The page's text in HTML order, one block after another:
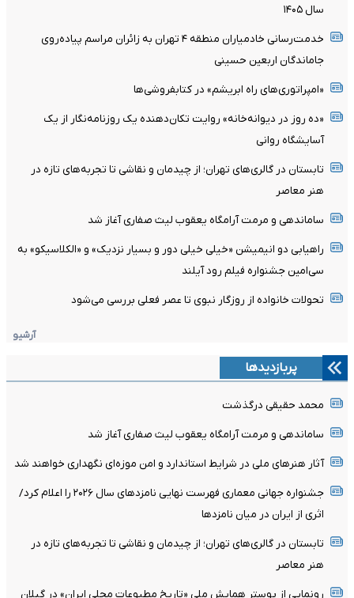
سال ۱۴۰۵
خدمت‌رسانی خادمیاران منطقه ۴ تهران به زائران مراسم پیاده‌روی
جاماندگان اربعین حسینی
«امپراتوری‌های راه ابریشم» در کتابفروشی‌ها
«ده روز در دیوانه‌خانه» روایت تکان‌دهنده یک روزنامه‌نگار از یک
آسایشگاه روانی
تابستان در گالری‌های تهران؛ از چیدمان و نقاشی تا تجربه‌های تازه در
هنر معاصر
ساماندهی و مرمت آرامگاه یعقوب لیث صفاری آغاز شد
راهیابی دو انیمیشن «خیلی خیلی دور و بسیار نزدیک» و «الکلاسیکو» به
سی‌امین جشنواره فیلم رود آیلند
تحولات خانواده از روزگار نبوی تا عصر فعلی بررسی می‌شود
آرشیو
پربازدیدها
محمد حقیقی درگذشت
ساماندهی و مرمت آرامگاه یعقوب لیث صفاری آغاز شد
آثار هنرهای ملی در شرایط استاندارد و امن موزه‌ای نگهداری خواهند شد
جشنواره جهانی معماری فهرست نهایی نامزدهای سال ۲۰۲۶ را اعلام کرد/
اثری از ایران در میان نامزدها
تابستان در گالری‌های تهران؛ از چیدمان و نقاشی تا تجربه‌های تازه در
هنر معاصر
رونمایی از پوستر همایش ملی «تاریخ مطبوعات محلی ایران» در گیلان